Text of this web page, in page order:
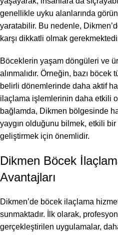
genellikle uyku alanlarında
yaratabilir. Bu nedenle,
karşı dikkatli olmak
Böceklerin yaşam döngüleri ve
alınmalıdır. Örneğin, bazı
belirli dönemlerinde daha aktif
ilaçlama işlemlerinin daha etkili
bağlamda, Dikmen bölgesinde
yaygın olduğunu bilmek, etkili
geliştirmek için önemlidir.
Dikmen Böcek
Avantajları
Dikmen’de böcek ilaçlama
sunmaktadır. İlk olarak,
gerçekleştirilen uygulamalar,